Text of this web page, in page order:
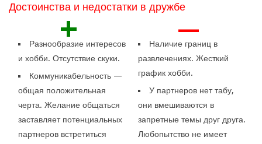
Достоинства и недостатки в дружбе
+
Разнообразие интересов
и хобби. Отсутствие скуки.
Коммуникабельность —
общая положительная
черта. Желание общаться
заставляет потенциальных
партнеров встретиться
—
Наличие границ в
развлечениях. Жесткий
график хобби.
У партнеров нет табу,
они вмешиваются в
запретные темы друг друга.
Любопытство не имеет